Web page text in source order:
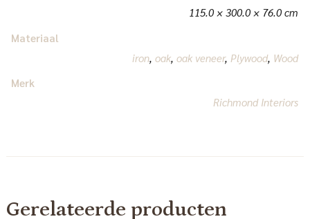
115.0 × 300.0 × 76.0 cm
Materiaal
iron,oak,oak veneer, Plywood, Wood
Merk
Richmond Interiors
Gerelateerde producten